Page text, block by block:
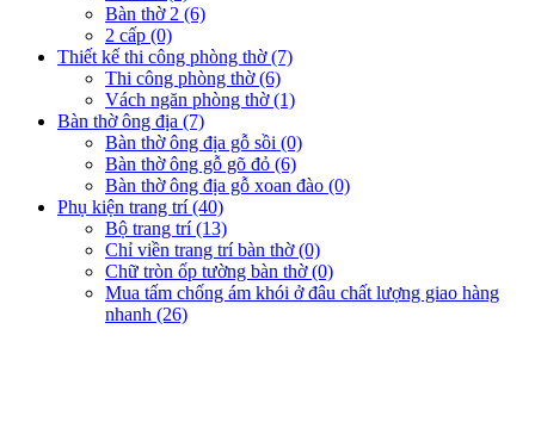
Bàn thờ 2 (6)
2 cấp (0)
Thiết kế thi công phòng thờ (7)
Thi công phòng thờ (6)
Vách ngăn phòng thờ (1)
Bàn thờ ông địa (7)
Bàn thờ ông địa gỗ sồi (0)
Bàn thờ ông gỗ gõ đỏ (6)
Bàn thờ ông địa gỗ xoan đào (0)
Phụ kiện trang trí (40)
Bộ trang trí (13)
Chỉ viền trang trí bàn thờ (0)
Chữ tròn ốp tường bàn thờ (0)
Mua tấm chống ám khói ở đâu chất lượng giao hàng
nhanh (26)